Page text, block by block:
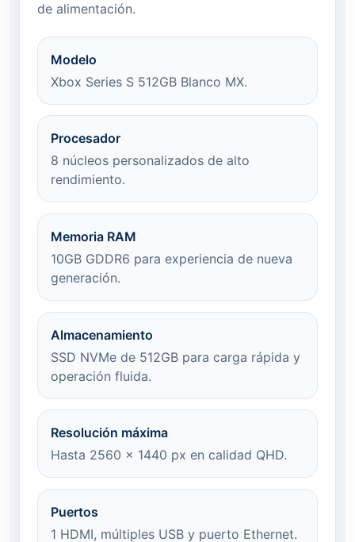
de alimentación.
Modelo
Xbox Series S 512GB Blanco MX.
Procesador
8 núcleos personalizados de alto
rendimiento.
Memoria RAM
10GB GDDR6 para experiencia de nueva
generación.
Almacenamiento
SSD NVMe de 512GB para carga rápida y
operación fluida.
Resolución máxima
Hasta 2560 x 1440 px en calidad QHD.
Puertos
1 HDMI, múltiples USB y puerto Ethernet.